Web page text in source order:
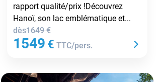
rapport qualité/prix !Découvrez
Hanoï, son lac emblématique et...
dès1649€
1549 € TTC/pers.